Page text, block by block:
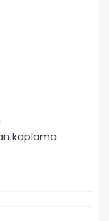
kaplama